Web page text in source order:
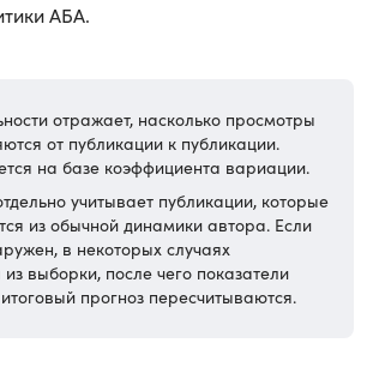
АБА.
отражает, насколько просмотры
от публикации к публикации.
на базе коэффициента вариации.
учитывает публикации, которые
из обычной динамики автора. Если
в некоторых случаях
выборки, после чего показатели
прогноз пересчитываются.